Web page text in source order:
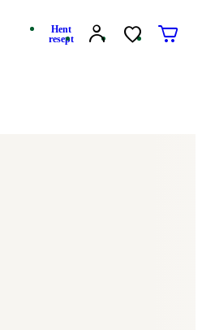
Hent
resept